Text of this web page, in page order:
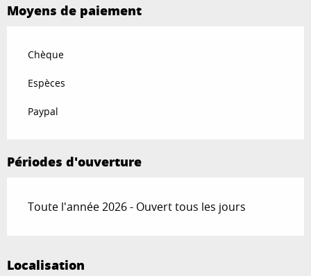
Moyens de paiement
Chèque
Espèces
Paypal
Périodes d'ouverture
Toute l'année 2026 - Ouvert tous les jours
Localisation